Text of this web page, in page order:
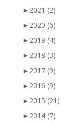
► 2021 (2)
► 2020 (6)
► 2019 (4)
► 2018 (3)
► 2017 (9)
► 2016 (9)
► 2015 (21)
► 2014 (7)